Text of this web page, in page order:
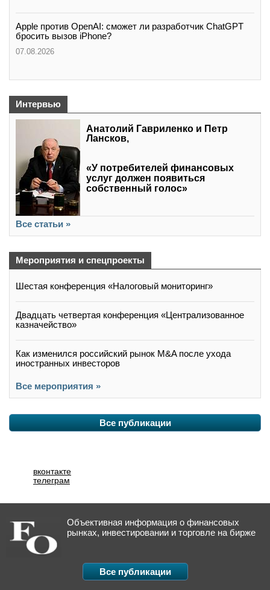
Apple против OpenAI: сможет ли разработчик ChatGPT
бросить вызов iPhone?
07.08.2026
Интервью
Анатолий Гавриленко и Петр
Лансков,
«У потребителей финансовых
услуг должен появиться
собственный голос»
Все статьи »
Мероприятия и спецпроекты
Шестая конференция «Налоговый мониторинг»
Двадцать четвертая конференция «Централизованное
казначейство»
Как изменился российский рынок M&A после ухода
иностранных инвесторов
Все мероприятия »
Все публикации
вконтакте
телеграм
Объективная информация о финансовых
рынках, инвестировании и торговле на бирже
Все публикации